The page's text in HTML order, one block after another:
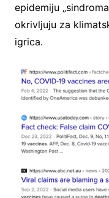
epidemiju
okrivljuju za
igrica.